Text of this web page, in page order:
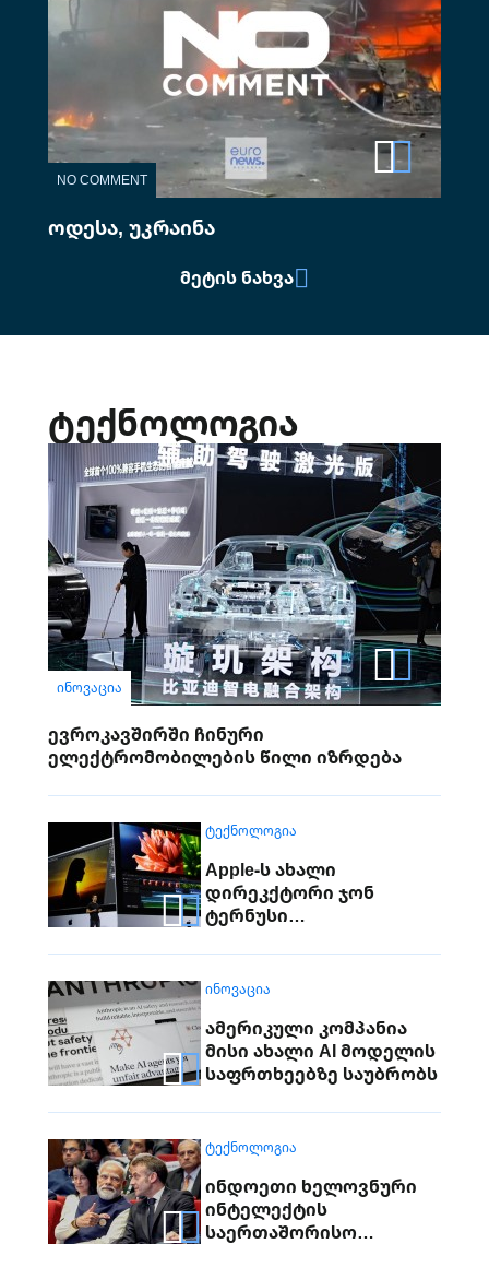
NO COMMENT
ოდესა, უკრაინა
ᲛᲔᲢᲘᲡ ᲜᲐᲮᲕᲐ
ტექნოლოგია
ᲘᲜᲝᲕᲐᲪᲘᲐ
ევროკავშირში ჩინური
ელექტრომობილების წილი იზრდება
ᲢᲔᲥᲜᲝᲚᲝᲒᲘᲐ
Apple-ს ახალი
დირეკქტორი ჯონ
ტერნუსი
ᲘᲜᲝᲕᲐᲪᲘᲐ
ამერიკული კომპანია
მისი ახალი AI მოდელის
საფრთხეებზე საუბრობს
ᲢᲔᲥᲜᲝᲚᲝᲒᲘᲐ
ინდოეთი ხელოვნური
ინტელექტის
საერთაშორისო